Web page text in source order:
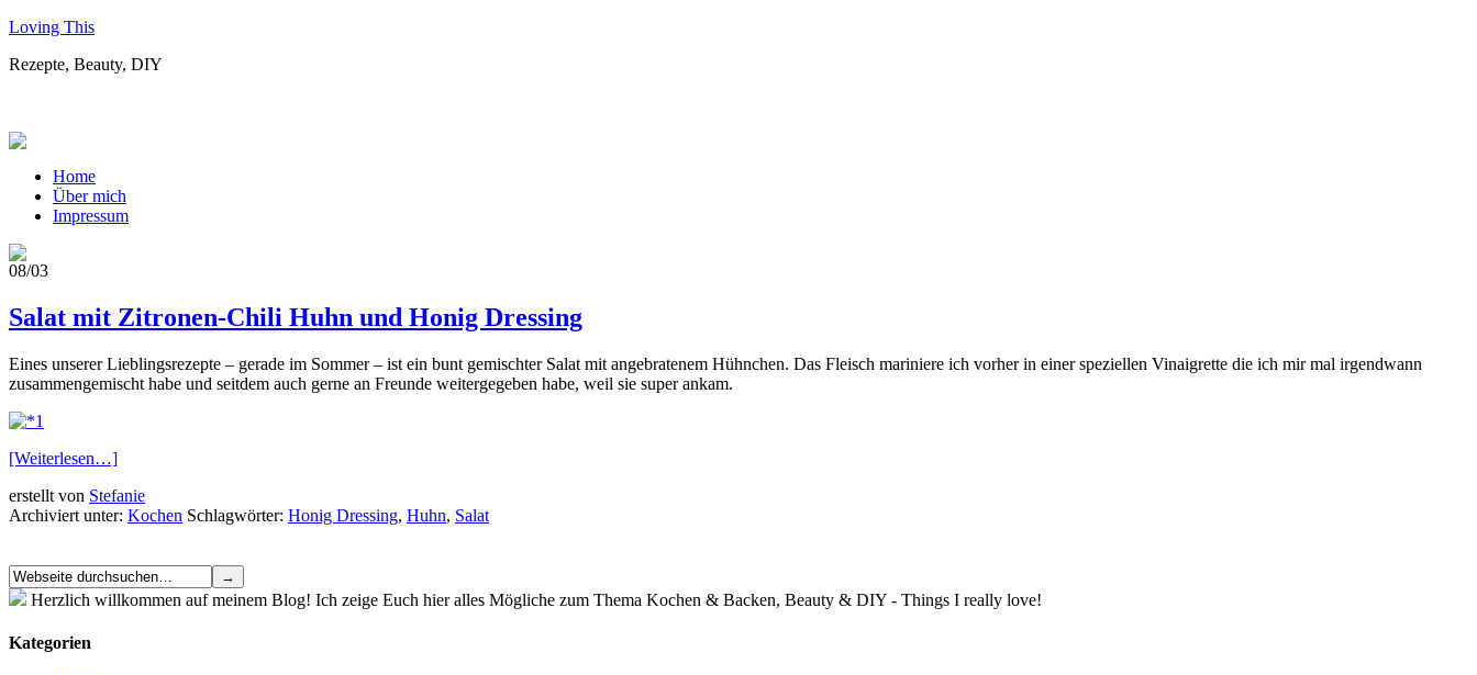
Loving This
Rezepte, Beauty, DIY
Home
Über mich
Impressum
08/03
Salat mit Zitronen-Chili Huhn und Honig Dressing
Eines unserer Lieblingsrezepte – gerade im Sommer – ist ein bunt gemischter Salat mit angebratenem Hühnchen. Das Fleisch mariniere ich vorher in einer speziellen Vinaigrette die ich mir mal irgendwann
zusammengemischt habe und seitdem auch gerne an Freunde weitergegeben habe, weil sie super ankam.
[Weiterlesen…]
erstellt von Stefanie
Archiviert unter: Kochen Schlagwörter: Honig Dressing, Huhn, Salat
Herzlich willkommen auf meinem Blog! Ich zeige Euch hier alles Mögliche zum Thema Kochen & Backen, Beauty & DIY - Things I really love!
Kategorien